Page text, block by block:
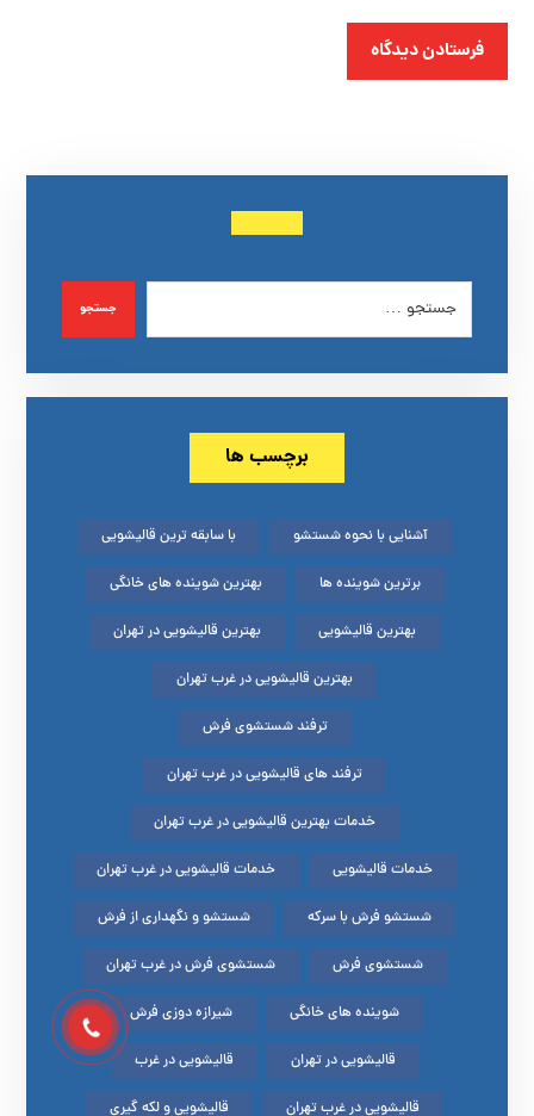
فرستادن دیدگاه
جستجو
برچسب ها
آشنایی با نحوه شستشو با سابقه ترین قالیشویی
برترین شوینده ها بهترین شوینده های خانگی
بهترین قالیشویی بهترین قالیشویی در تهران
بهترین قالیشویی در غرب تهران
ترفند شستشوی فرش
ترفند های قالیشویی در غرب تهران
خدمات بهترین قالیشویی در غرب تهران
خدمات قالیشویی خدمات قالیشویی در غرب تهران
شستشو فرش با سرکه شستشو و نگهداری از فرش
شستشوی فرش شستشوی فرش در غرب تهران
شوینده های خانگی شیرازه دوزی فرش
قالیشویی در تهران قالیشویی در غرب
قالیشویی در غرب تهران قالیشویی و لکه گیری